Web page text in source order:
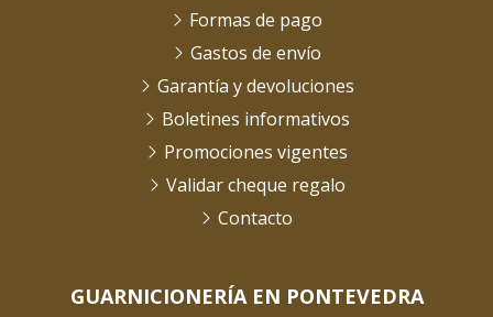
GUARNICIONERÍA EN PONTEVEDRA
Formas de pago
Gastos de envío
Garantía y devoluciones
Boletines informativos
Promociones vigentes
Validar cheque regalo
Contacto